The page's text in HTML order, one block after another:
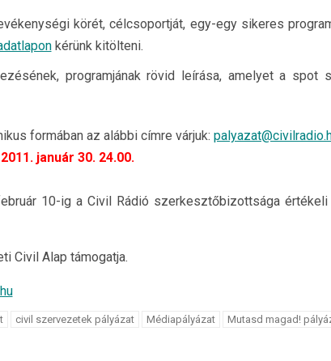
körét, célcsoportját, egy-egy sikeres
kérünk kitölteni.
programjának rövid leírása, amelyet a spot
formában az alábbi címre várjuk:
2011. január 30. 24.00.
10-ig a Civil Rádió szerkesztőbizottsága
Civil Alap támogatja.
civil szervezetek pályázat Médiapályázat Mutasd magad!